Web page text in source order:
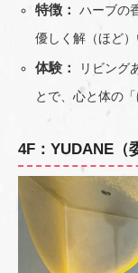
特徴：
ハーブの
優しく解（ほど）
体験：
リビング
とで、心と体の
4F：YUDANE（